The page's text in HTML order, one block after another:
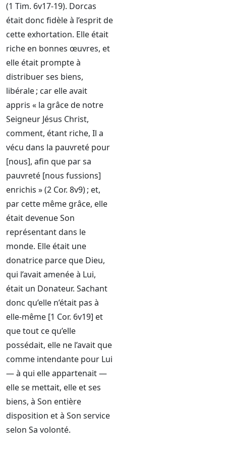
(1 Tim. 6v17-19). Dorcas
était donc fidèle à l’esprit de
cette exhortation. Elle était
riche en bonnes œuvres, et
elle était prompte à
distribuer ses biens,
libérale ; car elle avait
appris « la grâce de notre
Seigneur Jésus Christ,
comment, étant riche, Il a
vécu dans la pauvreté pour
[nous], afin que par sa
pauvreté [nous fussions]
enrichis » (2 Cor. 8v9) ; et,
par cette même grâce, elle
était devenue Son
représentant dans le
monde. Elle était une
donatrice parce que Dieu,
qui l’avait amenée à Lui,
était un Donateur. Sachant
donc qu’elle n’était pas à
elle-même [1 Cor. 6v19] et
que tout ce qu’elle
possédait, elle ne l’avait que
comme intendante pour Lui
— à qui elle appartenait —
elle se mettait, elle et ses
biens, à Son entière
disposition et à Son service
selon Sa volonté.